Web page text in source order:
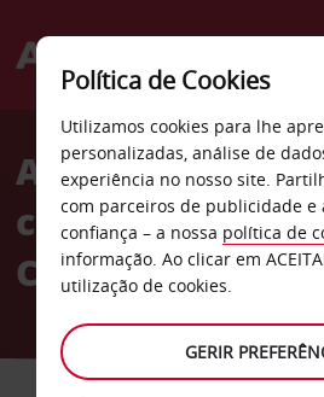
Welcome
AvisAluguer de
carros
Cheyenne
CARRO
Política de Cookies
Utilizamos cookies para lhe
personalizadas, análise de
experiência no nosso site.
com parceiros de publicidade e
confiança – a nossa política de
informação. Ao clicar em
utilização de cookies.
GERIR